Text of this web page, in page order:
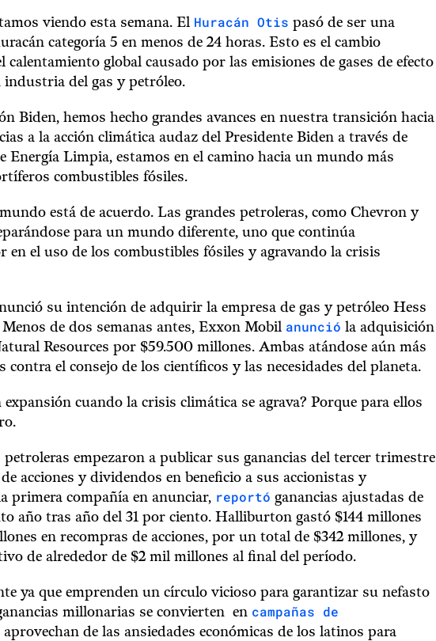
viendo esta semana. El Huracán Otis pasó de ser una
categoría 5 en menos de 24 horas. Esto es el cambio
global causado por las emisiones de gases de efecto
del gas y petróleo.
Biden, hemos hecho grandes avances en nuestra transición hacia
a la acción climática audaz del Presidente Biden a través de
Energía Limpia, estamos en el camino hacia un mundo más
combustibles fósiles.
está de acuerdo. Las grandes petroleras, como Chevron y
para un mundo diferente, uno que continúa
en el uso de los combustibles fósiles y agravando la crisis
su intención de adquirir la empresa de gas y petróleo Hess
Menos de dos semanas antes, Exxon Mobil anunció la adquisición
Resources por $59.500 millones. Ambas atándose aún más
contra el consejo de los científicos y las necesidades del planeta.
cuando la crisis climática se agrava? Porque para ellos
petroleras empezaron a publicar sus ganancias del tercer trimestre
acciones y dividendos en beneficio a sus accionistas y
primera compañía en anunciar, reportó ganancias ajustadas de
año tras año del 31 por ciento. Halliburton gastó $144 millones
en recompras de acciones, por un total de $342 millones, y
de alrededor de $2 mil millones al final del período.
ya que emprenden un círculo vicioso para garantizar su nefasto
millonarias se convierten en campañas de
aprovechan de las ansiedades económicas de los latinos para